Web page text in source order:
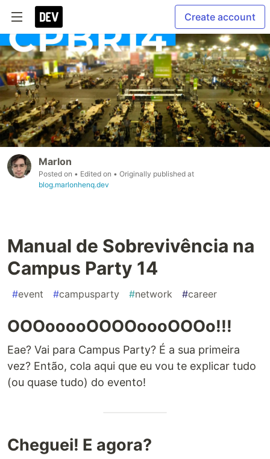
Create account
Marlon
Posted on • Edited on • Originally published at
blog.marlonhenq.dev
Manual de Sobrevivência na
Campus Party 14
#event #campusparty #network #career
OOOooooOOOOoooOOOo!!!
Eae? Vai para Campus Party? É a sua primeira
vez? Então, cola aqui que eu vou te explicar tudo
(ou quase tudo) do evento!
Cheguei! E agora?